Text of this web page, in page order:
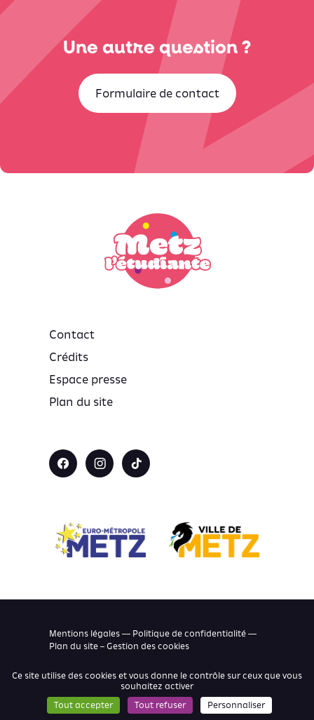
Ce site utilise des cookies et vous donne le contrôle sur ceux que vous
souhaitez activer
Tout accepter
Tout refuser Personnaliser
Une autre question ?
Formulaire de contact
Contact
Crédits
Espace presse
Plan du site
Mentions légales — Politique de confidentialité —
Plan du site – Gestion des cookies